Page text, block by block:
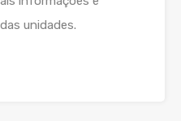
unidades.